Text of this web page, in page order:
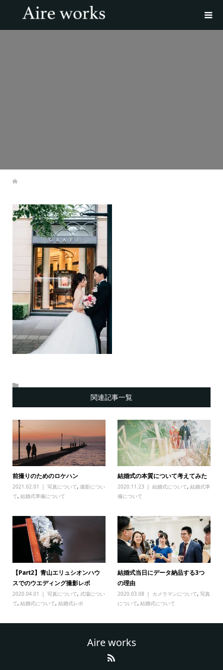
関連記事一覧
前撮りのためのロケハン
2021.02.01 写真について, 撮影につい
て, 結婚式準備について
結婚式の本質について考えてみた
2020.11.23 結婚式について,結婚式準
備について
【Part2】青山エリュシオンハウ
スでのウエディング撮影レポ
2020.04.01 写真について, 式場につい
て, 結婚式について, 結婚式レポ
結婚式当日にデータ納品する3つ
の理由
2020.03.08 カメラマンについて,写真
について,結婚式について
Aire works